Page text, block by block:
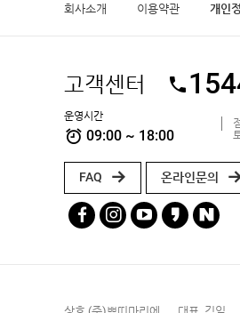
회사소개 이용약관 개인
고객센터
운영시간
09:00 ~ 18:00
FAQ 온라인문의